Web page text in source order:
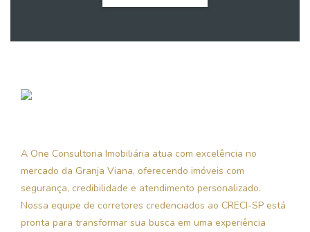
A One Consultoria Imobiliária atua com excelência no
mercado da Granja Viana, oferecendo imóveis com
segurança, credibilidade e atendimento personalizado.
Nossa equipe de corretores credenciados ao CRECI-SP está
pronta para transformar sua busca em uma experiência